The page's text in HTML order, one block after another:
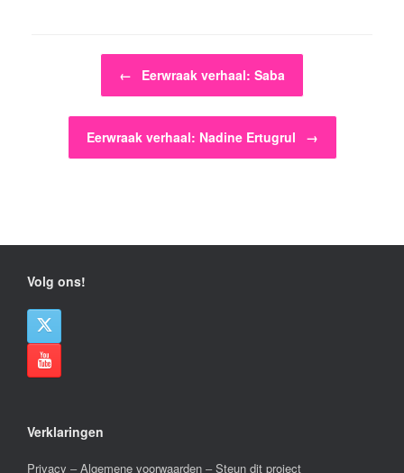
Bericht navigatie
← Eerwraak verhaal: Saba
Eerwraak verhaal: Nadine Ertugrul →
Volg ons!
Verklaringen
Privacy –Algemene voorwaarden –Steun dit project